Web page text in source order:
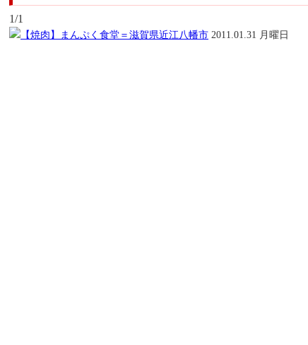
1/1
【焼肉】まんぷく食堂＝滋賀県近江八幡市 2011.01.31 月曜日